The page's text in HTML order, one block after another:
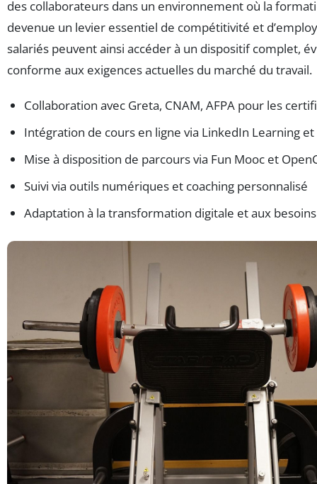
des collaborateurs dans un environnement où la
devenue un levier essentiel de compétitivité et
salariés peuvent ainsi accéder à un dispositif complet,
conforme aux exigences actuelles du marché du travail.
Collaboration avec Greta, CNAM, AFPA pour les
Intégration de cours en ligne via LinkedIn Learning
Mise à disposition de parcours via Fun Mooc et
Suivi via outils numériques et coaching personnalisé
Adaptation à la transformation digitale et aux